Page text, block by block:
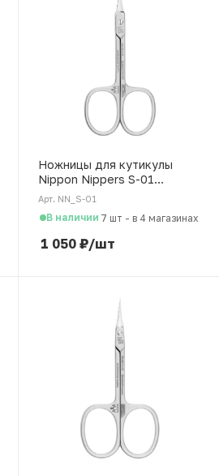
Ножницы для кутикулы
Nippon Nippers S-01
японская сталь, 96 мм
Арт. NN_S-01
В наличии 7 шт - в 4 магазинах
1 050₽/шт